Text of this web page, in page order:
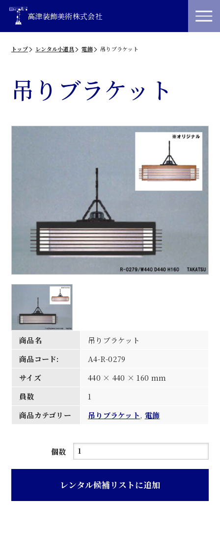
高津装飾美術株式会社
トップ レンタル小道具 電飾 吊りブラケット
吊りブラケット
商品名
吊りブラケット
商品コード:
A4-R-0279
サイズ
440 × 440 × 160 mm
員数
1
商品カテゴリー
吊りブラケット, 電飾
個数
吊
ラ
レンタル候補リストに追加